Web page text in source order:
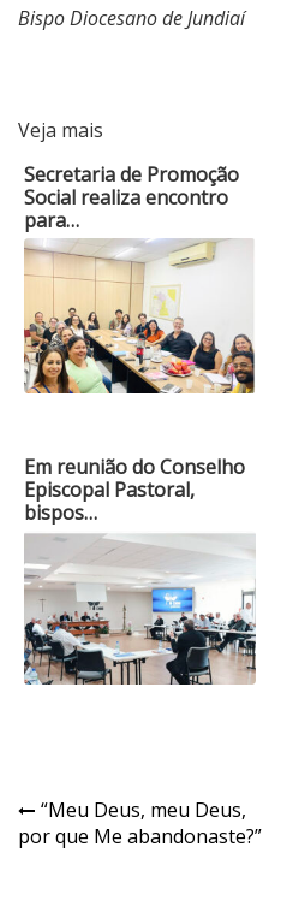
Bispo Diocesano de Jundiaí
Veja mais
Secretaria de Promoção
Social realiza encontro
para…
Em reunião do Conselho
Episcopal Pastoral,
bispos…
Navegação
de
“Meu Deus, meu Deus,
por que Me abandonaste?”